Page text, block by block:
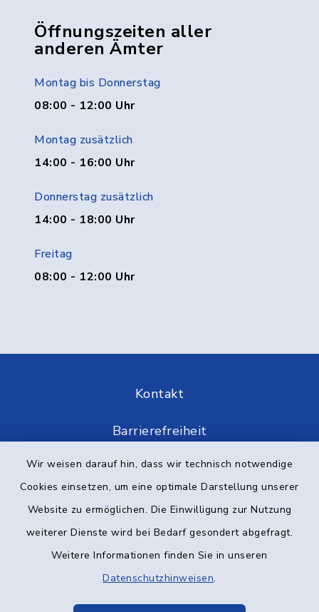
Wir weisen darauf hin, dass wir technisch notwendige
Cookies einsetzen, um eine optimale Darstellung unserer
Website zu ermöglichen. Die Einwilligung zur Nutzung
weiterer Dienste wird bei Bedarf gesondert abgefragt.
Weitere Informationen finden Sie in unseren
Datenschutzhinweisen.
Öffnungszeiten aller
anderen Ämter
Montag bis Donnerstag
08:00 - 12:00 Uhr
Montag zusätzlich
14:00 - 16:00 Uhr
Donnerstag zusätzlich
14:00 - 18:00 Uhr
Freitag
08:00 - 12:00 Uhr
Kontakt
Barrierefreiheit
Datenschutz
Impressum
Elektronische Kommunikation
Sitemap